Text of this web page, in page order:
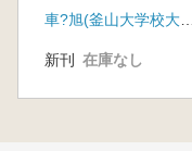
新刊 在庫なし